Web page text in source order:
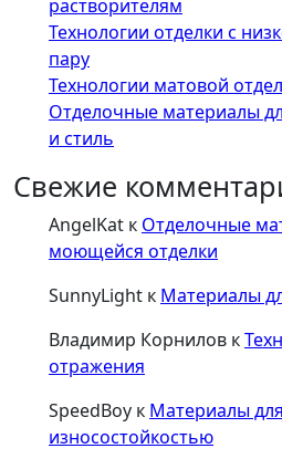
растворителям
Технологии отделки с
пару
Технологии матовой
Отделочные материалы
и стиль
Свежие
AngelKat к Отделочные
моющейся отделки
SunnyLight к Материалы
Владимир Корнилов к
отражения
SpeedBoy к Материалы
износостойкостью